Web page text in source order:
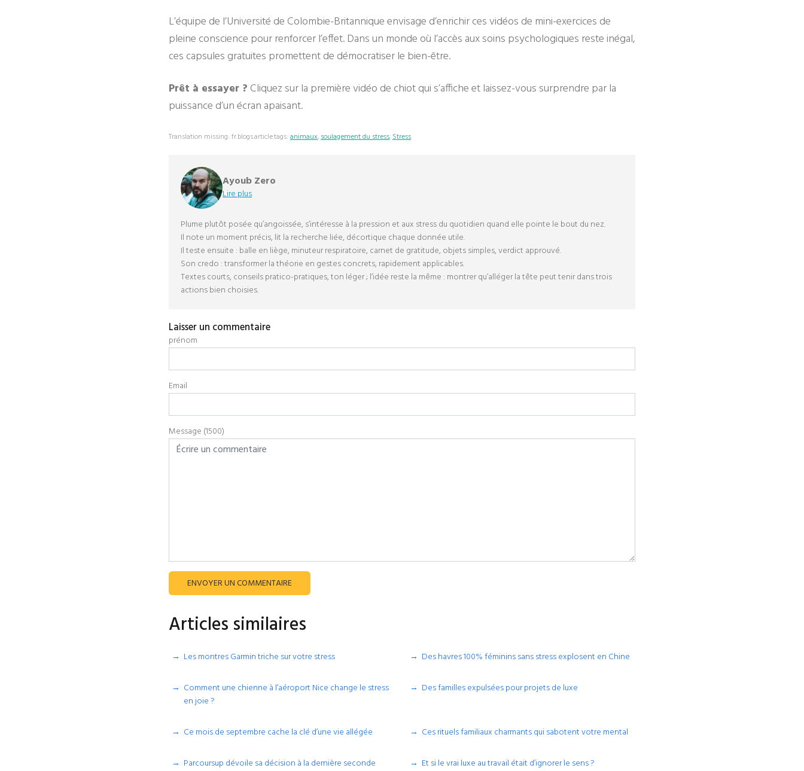
L’équipe de l’Université de Colombie-Britannique envisage d’enrichir ces vidéos de mini-exercices de
pleine conscience pour renforcer l’effet. Dans un monde où l’accès aux soins psychologiques reste inégal,
ces capsules gratuites promettent de démocratiser le bien-être.
Prêt à essayer ? Cliquez sur la première vidéo de chiot qui s’affiche et laissez-vous surprendre par la
puissance d’un écran apaisant.
Translation missing: fr.blogs.article.tags: animaux,soulagement du stress,Stress
Ayoub Zero
Lire plus
Plume plutôt posée qu’angoissée, s’intéresse à la pression et aux stress du quotidien quand elle pointe le bout du nez.
Il note un moment précis, lit la recherche liée, décortique chaque donnée utile.
Il teste ensuite : balle en liège, minuteur respiratoire, carnet de gratitude, objets simples, verdict approuvé.
Son credo : transformer la théorie en gestes concrets, rapidement applicables.
Textes courts, conseils pratico-pratiques, ton léger ; l’idée reste la même : montrer qu’alléger la tête peut tenir dans trois
actions bien choisies.
Laisser un commentaire
prénom
Email
Message (1500)
ENVOYER UN COMMENTAIRE
Articles similaires
Les montres Garmin triche sur votre stress Des havres 100% féminins sans stress explosent en Chine
Comment une chienne à l’aéroport Nice change le stress
en joie ?
Des familles expulsées pour projets de luxe
Ce mois de septembre cache la clé d’une vie allégée Ces rituels familiaux charmants qui sabotent votre mental
Parcoursup dévoile sa décision à la dernière seconde Et si le vrai luxe au travail était d’ignorer le sens ?